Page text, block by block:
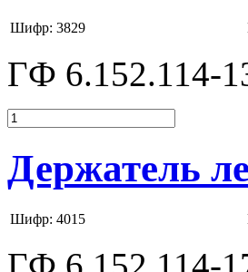
Шифр: 3829
ГФ 6.152.114-
Держатель
Шифр: 4015